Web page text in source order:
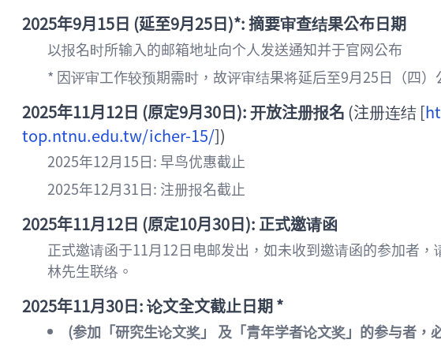
2025年9月15日 (延至9月25日)*: 摘要审查结果公布日期
以报名时所输入的邮箱地址向个人发送通知并于官网公布
* 因评审工作较预期需时，故评审结果将延后至9月25日（四）
2025年11月12日 (原定9月30日): 开放注册报名 (注册连结 [
top.ntnu.edu.tw/icher-15/])
2025年12月15日: 早鸟优惠截止
2025年12月31日: 注册报名截止
2025年11月12日 (原定10月30日): 正式邀请函
正式邀请函于11月12日电邮发出，如未收到邀请函的参加者，
林先生联络。
2025年11月30日: 论文全文截止日期 *
(参加「研究生论文奖」 及「青年学者论文奖」的参与者，